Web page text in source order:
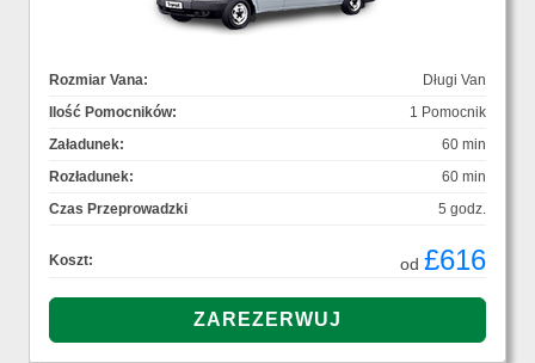
Rozmiar Vana:
Długi Van
Ilość Pomocników:
1 Pomocnik
Załadunek:
60 min
Rozładunek:
60 min
Czas Przeprowadzki
5 godz.
Koszt: od £616